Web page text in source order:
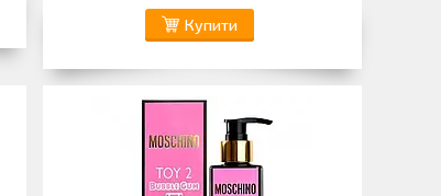
Купити